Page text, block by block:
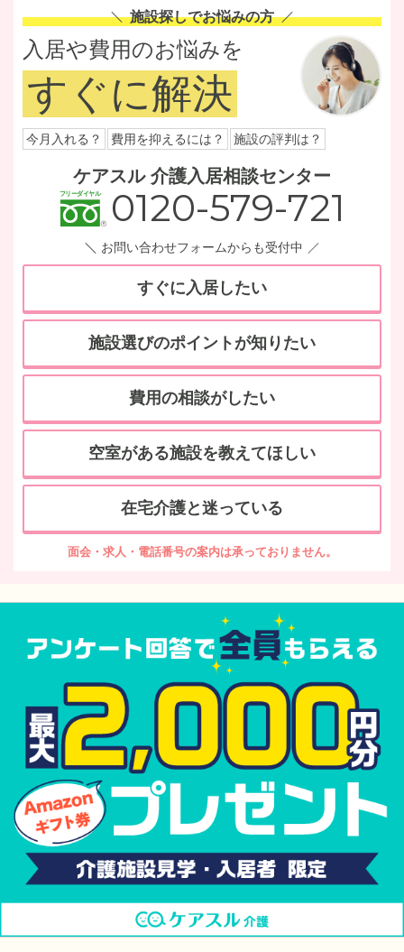
施設探しでお悩みの方
入居や費用のお悩みを
すぐに解決
今月入れる？ 費用を抑えるには？ 施設の評判は？
ケアスル 介護入居相談センター
0120-579-721
お問い合わせフォームからも受付中
すぐに入居したい
施設選びのポイントが知りたい
費用の相談がしたい
空室がある施設を教えてほしい
在宅介護と迷っている
面会・求人・電話番号の案内は承っておりません。